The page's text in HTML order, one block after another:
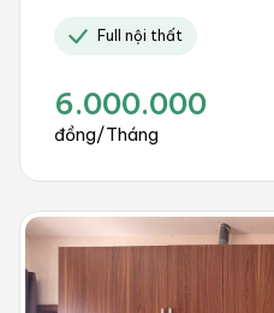
Full nội thất
6.000.000
đồng/Tháng